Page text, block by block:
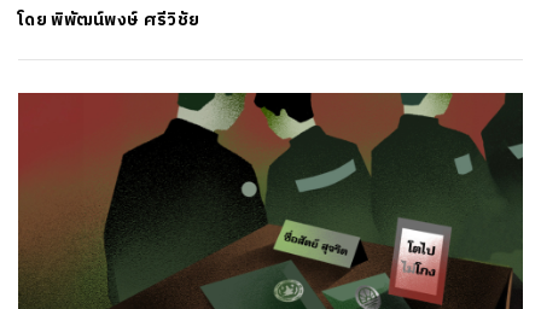
โดยพิพัฒน์พงษ์ ศรีวิชัย